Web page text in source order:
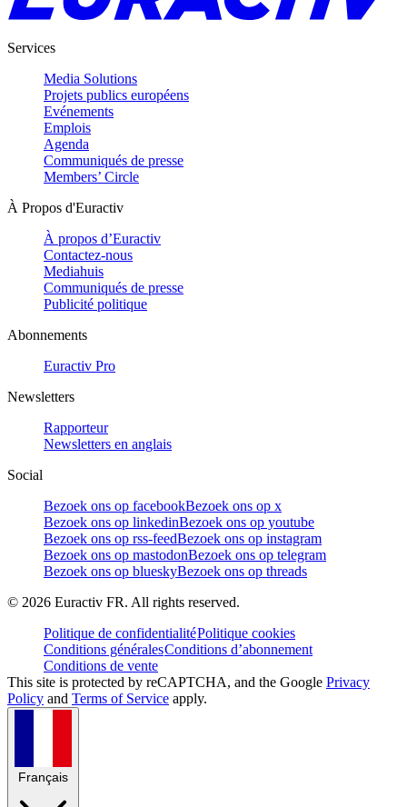
Services
Media Solutions
Projets publics européens
Evénements
Emplois
Agenda
Communiqués de presse
Members’ Circle
À Propos d'Euractiv
À propos d’Euractiv
Contactez-nous
Mediahuis
Communiqués de presse
Publicité politique
Abonnements
Euractiv Pro
Newsletters
Rapporteur
Newsletters en anglais
Social
Bezoek ons op facebookBezoek ons op x
Bezoek ons op linkedinBezoek ons op youtube
Bezoek ons op rss-feedBezoek ons op instagram
Bezoek ons op mastodonBezoek ons op telegram
Bezoek ons op blueskyBezoek ons op threads
© 2026 Euractiv FR. All rights reserved.
Politique de confidentialitéPolitique cookies
Conditions généralesConditions d’abonnement
Conditions de vente
This site is protected by reCAPTCHA, and the Google Privacy
Policy and Terms of Service apply.
Français